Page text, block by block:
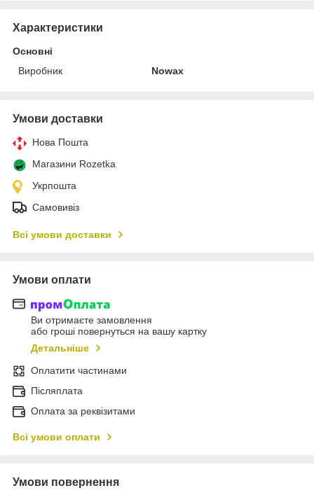
Характеристики
Основні
Виробник
Nowax
Умови доставки
Нова Пошта
Магазини Rozetka
Укрпошта
Самовивіз
Всі умови доставки
Умови оплати
Ви отримаєте замовлення
або гроші повернуться на вашу картку
Детальніше
Оплатити частинами
Післяплата
Оплата за реквізитами
Всі умови оплати
Умови повернення